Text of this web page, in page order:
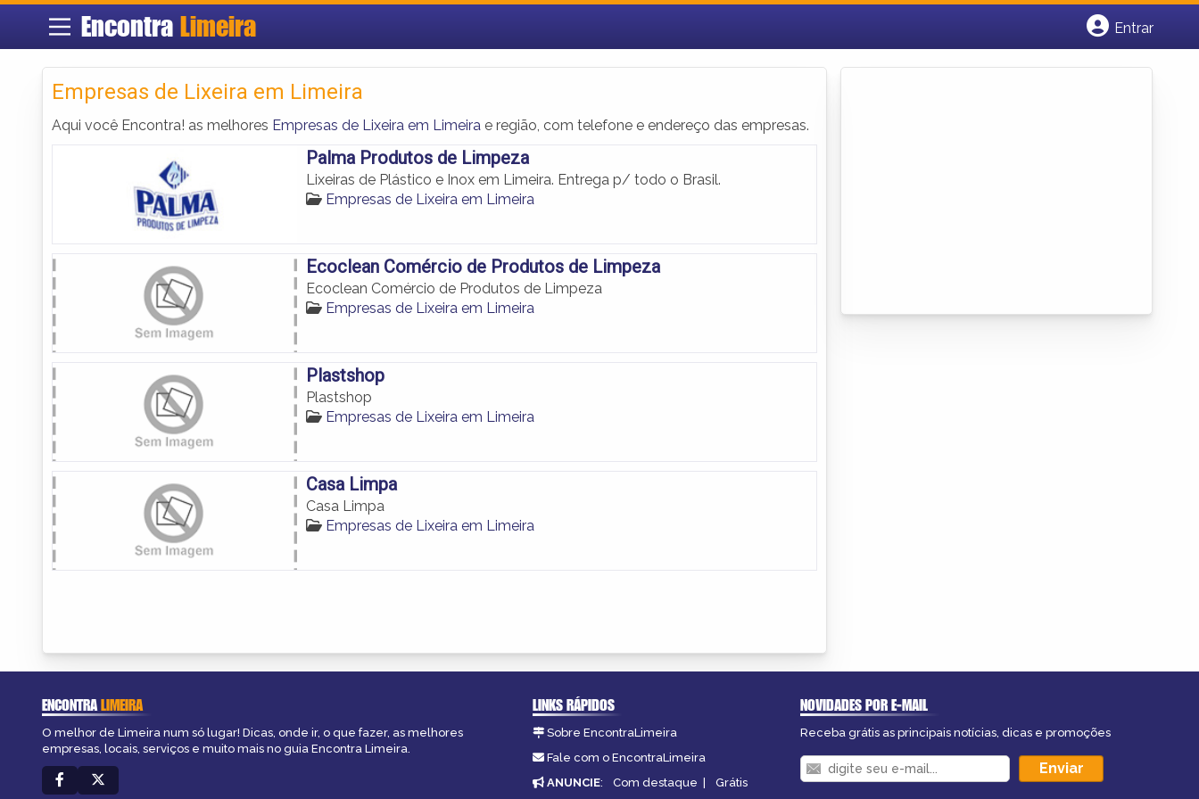
Encontra Limeira
Entrar
Empresas de Lixeira em Limeira
Aqui você Encontra! as melhores Empresas de Lixeira em Limeira e região, com telefone e endereço das empresas.
Palma Produtos de Limpeza
Lixeiras de Plástico e Inox em Limeira. Entrega p/ todo o Brasil.
Empresas de Lixeira em Limeira
Ecoclean Comércio de Produtos de Limpeza
Ecoclean Comércio de Produtos de Limpeza
Empresas de Lixeira em Limeira
Plastshop
Plastshop
Empresas de Lixeira em Limeira
Casa Limpa
Casa Limpa
Empresas de Lixeira em Limeira
ENCONTRALIMEIRA
O melhor de Limeira num só lugar! Dicas, onde ir, o que fazer, as melhores
empresas, locais, serviços e muito mais no guia Encontra Limeira.
LINKS RÁPIDOS
Sobre EncontraLimeira
Fale com o EncontraLimeira
ANUNCIE: Com destaque | Grátis
NOVIDADES POR E-MAIL
Receba grátis as principais notícias, dicas e promoções